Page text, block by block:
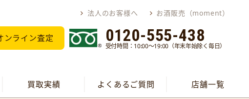
法人のお客様へ お酒販売（moment）
ンライン査定 0120-555-438
受付時間：10:00～19:00（年末年始除く毎日）
買取実績 よくあるご質問 店舗一覧